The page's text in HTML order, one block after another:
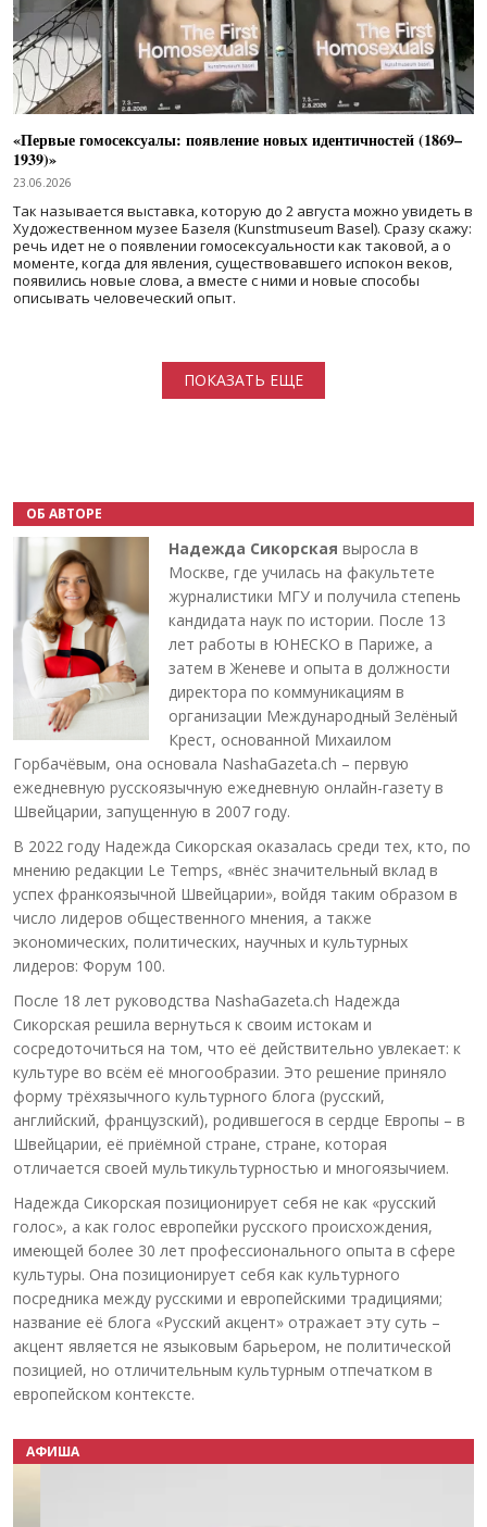
«Первые гомосексуалы: появление новых идентичностей (1869–
1939)»
23.06.2026
Так называется выставка, которую до 2 августа можно увидеть в
Художественном музее Базеля (Kunstmuseum Basel). Сразу скажу:
речь идет не о появлении гомосексуальности как таковой, а о
моменте, когда для явления, существовавшего испокон веков,
появились новые слова, а вместе с ними и новые способы
описывать человеческий опыт.
ПОКАЗАТЬ ЕЩЕ
ОБ АВТОРЕ
Надежда Сикорская выросла в
Москве, где училась на факультете
журналистики МГУ и получила степень
кандидата наук по истории. После 13
лет работы в ЮНЕСКО в Париже, а
затем в Женеве и опыта в должности
директора по коммуникациям в
организации Международный Зелёный
Крест, основанной Михаилом
Горбачёвым, она основала NashaGazeta.ch – первую
ежедневную русскоязычную ежедневную онлайн-газету в
Швейцарии, запущенную в 2007 году.
В 2022 году Надежда Сикорская оказалась среди тех, кто, по
мнению редакции Le Temps, «внёс значительный вклад в
успех франкоязычной Швейцарии», войдя таким образом в
число лидеров общественного мнения, а также
экономических, политических, научных и культурных
лидеров: Форум 100.
После 18 лет руководства NashaGazeta.ch Надежда
Сикорская решила вернуться к своим истокам и
сосредоточиться на том, что её действительно увлекает: к
культуре во всём её многообразии. Это решение приняло
форму трёхязычного культурного блога (русский,
английский, французский), родившегося в сердце Европы – в
Швейцарии, её приёмной стране, стране, которая
отличается своей мультикультурностью и многоязычием.
Надежда Сикорская позиционирует себя не как «русский
голос», а как голос европейки русского происхождения,
имеющей более 30 лет профессионального опыта в сфере
культуры. Она позиционирует себя как культурного
посредника между русскими и европейскими традициями;
название её блога «Русский акцент» отражает эту суть –
акцент является не языковым барьером, не политической
позицией, но отличительным культурным отпечатком в
европейском контексте.
АФИША